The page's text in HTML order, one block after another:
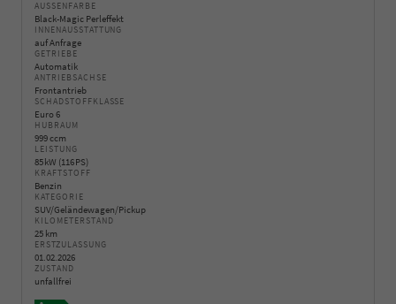
AUSSENFARBE
Black-Magic Perleffekt
INNENAUSSTATTUNG
auf Anfrage
GETRIEBE
Automatik
ANTRIEBSACHSE
Frontantrieb
SCHADSTOFFKLASSE
Euro 6
HUBRAUM
999 ccm
LEISTUNG
85 kW (116 PS)
KRAFTSTOFF
Benzin
KATEGORIE
SUV/Geländewagen/Pickup
KILOMETERSTAND
25 km
ERSTZULASSUNG
01.02.2026
ZUSTAND
unfallfrei